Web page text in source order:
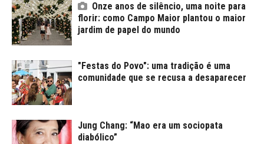
Onze anos de silêncio, uma noite para
florir: como Campo Maior plantou o maior
jardim de papel do mundo
"Festas do Povo": uma tradição é uma
comunidade que se recusa a desaparecer
Jung Chang: “Mao era um sociopata
diabólico”